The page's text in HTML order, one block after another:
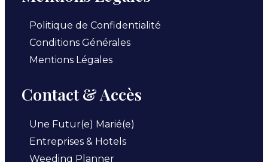
Politique de Confidentialité
Conditions Générales
Mentions Légales
Contact & Accès
Une Futur(e) Marié(e)
Entreprises & Hotels
Weeding Planner